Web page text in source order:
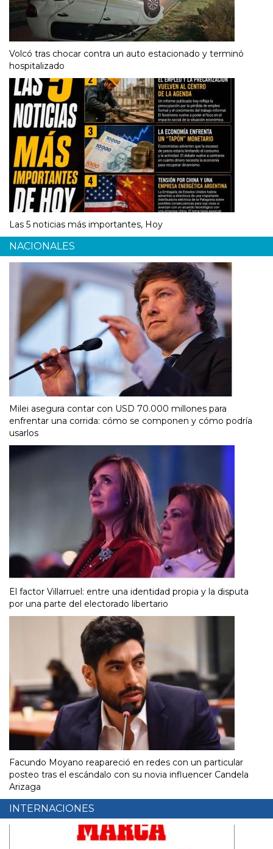
Volcó tras chocar contra un auto estacionado y terminó
hospitalizado
Las 5 noticias más importantes, Hoy
NACIONALES
Milei asegura contar con USD 70.000 millones para
enfrentar una corrida: cómo se componen y cómo podría
usarlos
El factor Villarruel: entre una identidad propia y la disputa
por una parte del electorado libertario
Facundo Moyano reapareció en redes con un particular
posteo tras el escándalo con su novia influencer Candela
Arizaga
INTERNACIONES